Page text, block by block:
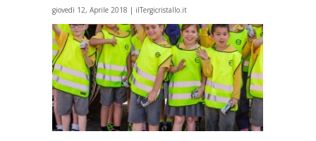
giovedì 12, Aprile 2018 | ilTergicristallo.it